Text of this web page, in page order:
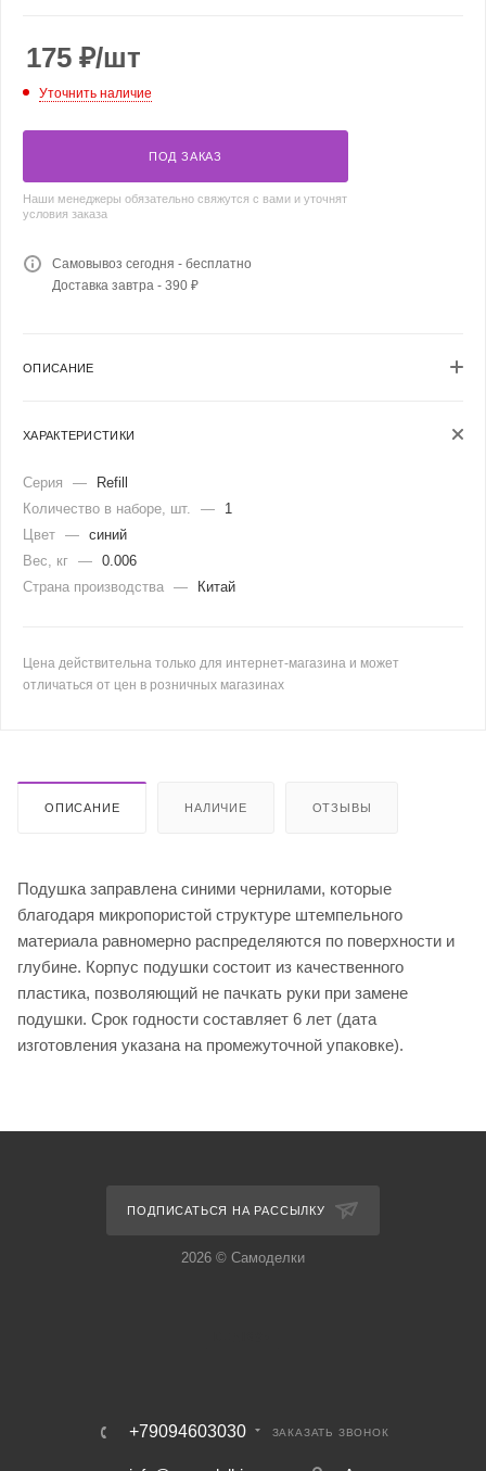
175 ₽/шт
Уточнить наличие
ПОД ЗАКАЗ
Наши менеджеры обязательно свяжутся с вами и уточнят
условия заказа
Самовывоз сегодня - бесплатно
Доставка завтра - 390 ₽
ОПИСАНИЕ
ХАРАКТЕРИСТИКИ
Серия —
Refill
Количество в наборе, шт.
—
1
Цвет — синий
Вес, кг — 0.006
Страна производства — Китай
Цена действительна только для интернет-магазина и может
отличаться от цен в розничных магазинах
ОПИСАНИЕ НАЛИЧИЕ ОТЗЫВЫ
Подушка заправлена синими чернилами, которые
благодаря микропористой структуре штемпельного
материала равномерно распределяются по поверхности и
глубине. Корпус подушки состоит из качественного
пластика, позволяющий не пачкать руки при замене
подушки. Срок годности составляет 6 лет (дата
изготовления указана на промежуточной упаковке).
ПОДПИСАТЬСЯ НА РАССЫЛКУ
2026 © Самоделки
+79094603030 ЗАКАЗАТЬ ЗВОНОК